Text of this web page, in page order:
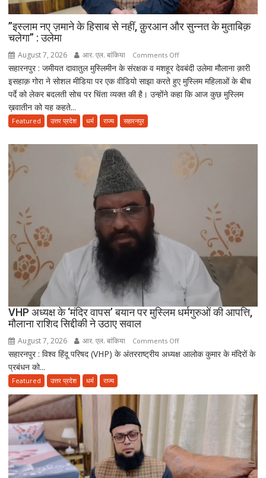
”इस्लाम नए ज़माने के हिसाब से नहीं, क़ुरआन और सुन्नत के मुताबिक़
चलेगा” : उलेमा
August 7, 2026 आर. एल. बांकिया Comments Offon
”इस्लाम
नए
ज़माने
नहीं,
क़ुरआन
उलेमा
सहारनपुर : जमीयत दावातुल मुस्लिमीन के संरक्षक व मशहूर देवबंदी उलेमा मौलाना क़ारी
इसहाक़ गोरा ने सोशल मीडिया पर एक वीडियो साझा करते हुए मुस्लिम महिलाओं के बीच
पर्दे को लेकर बदलती सोच पर चिंता व्यक्त की है। उन्होंने कहा कि आज कुछ मुस्लिम
ख़वातीन को यह कहते...
Featured उत्तर प्रदेश धर्म राज्य सहारनपुर
VHP अध्यक्ष के ‘मंदिर वापस’ बयान पर मुस्लिम धर्मगुरुओं की आपत्ति,
मौलाना राशिद सिद्दीकी ने उठाए सवाल
August 7, 2026 आर. एल. बांकिया Comments Offon
VHP
बयान
पर
मुस्लिम
धर्मगुरुओं
की
सहारनपुर : विश्व हिंदू परिषद (VHP) के अंतरराष्ट्रीय अध्यक्ष आलोक कुमार के मंदिरों के
प्रबंधन को...
Featured उत्तर प्रदेश धर्म राज्य